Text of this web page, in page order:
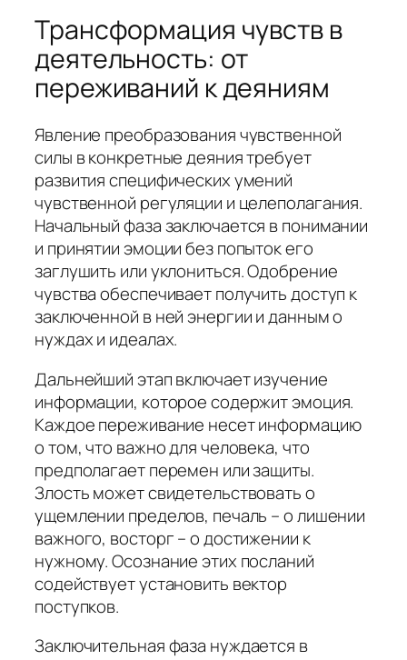
Трансформация чувств в
деятельность: от
переживаний к деяниям
Явление преобразования чувственной
силы в конкретные деяния требует
развития специфических умений
чувственной регуляции и целеполагания.
Начальный фаза заключается в понимании
и принятии эмоции без попыток его
заглушить или уклониться. Одобрение
чувства обеспечивает получить доступ к
заключенной в ней энергии и данным о
нуждах и идеалах.
Дальнейший этап включает изучение
информации, которое содержит эмоция.
Каждое переживание несет информацию
о том, что важно для человека, что
предполагает перемен или защиты.
Злость может свидетельствовать о
ущемлении пределов, печаль – о лишении
важного, восторг – о достижении к
нужному. Осознание этих посланий
содействует установить вектор
поступков.
Заключительная фаза нуждается в